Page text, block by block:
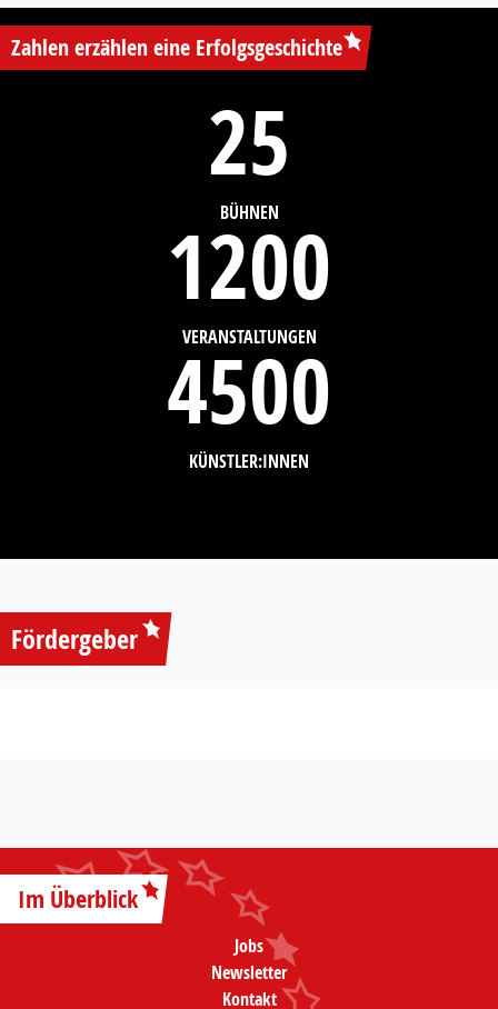
Zahlen erzählen eine Erfolgsgeschichte
25
BÜHNEN
1200
VERANSTALTUNGEN
4500
KÜNSTLER:INNEN
Fördergeber